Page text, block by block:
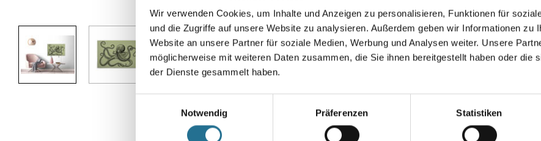
Wir verwenden Cookies, um Inhalte und Anzeigen zu personalisieren, Funktionen für
und die Zugriffe auf unsere Website zu analysieren. Außerdem geben wir Informationen zu
Website an unsere Partner für soziale Medien, Werbung und Analysen weiter. Unsere
möglicherweise mit weiteren Daten zusammen, die Sie ihnen bereitgestellt haben oder die
der Dienste gesammelt haben.
Notwendig
Präferenzen Statistiken
Breite in centimeter